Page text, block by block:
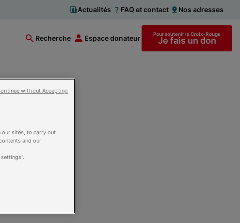
Actualités FAQ et contact Nos adresses
Recherche Espace donateur Pour soutenir la Croix-Rouge
Je fais un don
-
our sites, to carry out
and our
without Accepting